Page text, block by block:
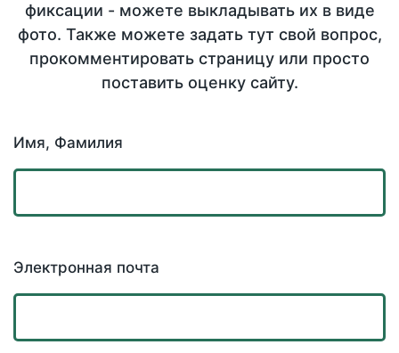
фиксации - можете выкладывать их в виде
фото. Также можете задать тут свой вопрос,
прокомментировать страницу или просто
поставить оценку сайту.
Имя, Фамилия
Электронная почта